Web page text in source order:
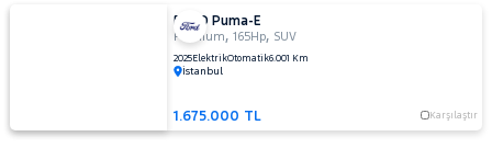
FORD Puma-E
Premium,165Hp, SUV
2025ElektrikOtomatik6.001 Km
İstanbul
1.675.000 TL Karşılaştır